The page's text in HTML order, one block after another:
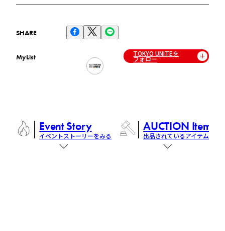
SHARE
MyList TOKYO UNITEを
フォロー
Event Story
イベントストーリーをみる
AUCTION Items
出品されているアイテム